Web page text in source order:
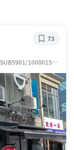
100001599
73